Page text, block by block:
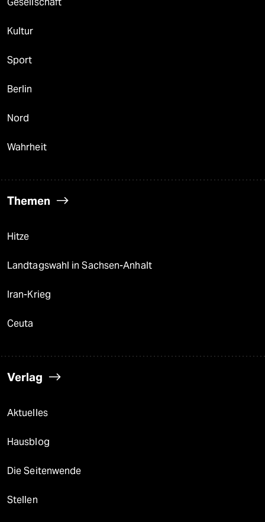
Kultur
Sport
Berlin
Nord
Wahrheit
Themen
Hitze
Landtagswahl in Sachsen-Anhalt
Iran-Krieg
Ceuta
Verlag
Aktuelles
Hausblog
Die Seitenwende
Stellen